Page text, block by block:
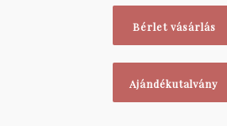
Bérlet vásárlás
Ajándékutalvány